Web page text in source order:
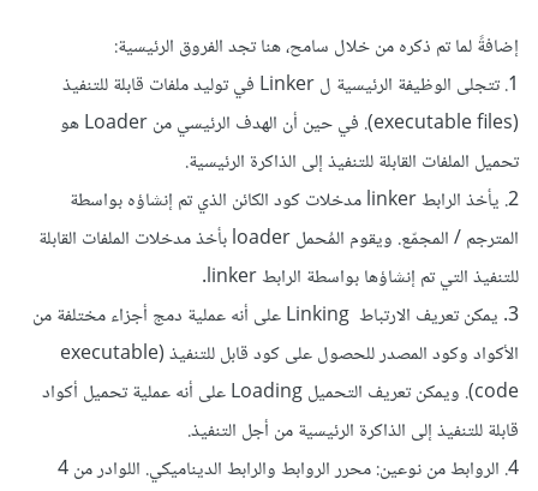
إضافةً لما تم ذكره من خلال سامح، هنا تجد الفروق الرئيسية:
1. تتجلى الوظيفة الرئيسية ل Linker في توليد ملفات قابلة للتنفيذ
(executable files). في حين أن الهدف الرئيسي من Loader هو
تحميل الملفات القابلة للتنفيذ إلى الذاكرة الرئيسية.
2. يأخذ الرابط linker مدخلات كود الكائن الذي تم إنشاؤه بواسطة
المترجم / المجمّع. ويقوم المُحمل loader بأخذ مدخلات الملفات القابلة
للتنفيذ التي تم إنشاؤها بواسطة الرابط linker.
3. يمكن تعريف الارتباط Linking على أنه عملية دمج أجزاء مختلفة من
الأكواد وكود المصدر للحصول على كود قابل للتنفيذ (executable
code). ويمكن تعريف التحميل Loading على أنه عملية تحميل أكواد
قابلة للتنفيذ إلى الذاكرة الرئيسية من أجل التنفيذ.
4. الروابط من نوعين: محرر الروابط والرابط الديناميكي. اللوادر من 4